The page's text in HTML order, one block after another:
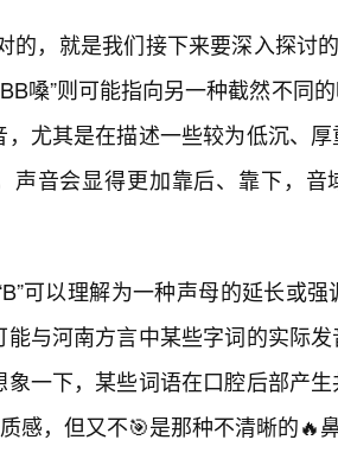
的，就是我们接下来要深入探讨
嗓”则可能指向另一种截然不同
尤其是在描述一些较为低沉、厚
声音会显得更加靠后、靠下，音
可以理解为一种声母的延长或
与河南方言中某些字词的实际发
象一下，某些词语在口腔后部产
感，但又不🎯是那种不清晰的🔥